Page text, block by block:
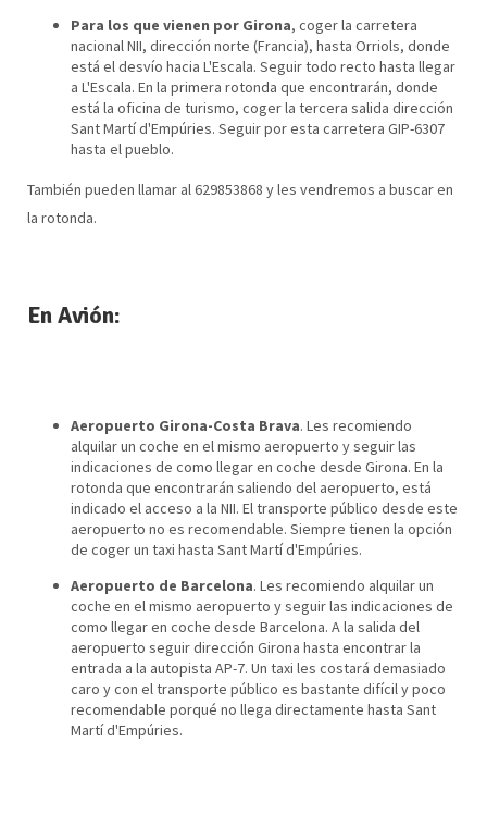
Para los que vienen por Girona, coger la carretera
nacional NII, dirección norte (Francia), hasta Orriols, donde
está el desvío hacia L'Escala. Seguir todo recto hasta llegar
a L'Escala. En la primera rotonda que encontrarán, donde
está la oficina de turismo, coger la tercera salida dirección
Sant Martí d'Empúries. Seguir por esta carretera GIP-6307
hasta el pueblo.
También pueden llamar al 629853868 y les vendremos a buscar en
la rotonda.
En Avión:
Aeropuerto Girona-Costa Brava. Les recomiendo
alquilar un coche en el mismo aeropuerto y seguir las
indicaciones de como llegar en coche desde Girona. En la
rotonda que encontrarán saliendo del aeropuerto, está
indicado el acceso a la NII. El transporte público desde este
aeropuerto no es recomendable. Siempre tienen la opción
de coger un taxi hasta Sant Martí d'Empúries.
Aeropuerto de Barcelona. Les recomiendo alquilar un
coche en el mismo aeropuerto y seguir las indicaciones de
como llegar en coche desde Barcelona. A la salida del
aeropuerto seguir dirección Girona hasta encontrar la
entrada a la autopista AP-7. Un taxi les costará demasiado
caro y con el transporte público es bastante difícil y poco
recomendable porqué no llega directamente hasta Sant
Martí d'Empúries.